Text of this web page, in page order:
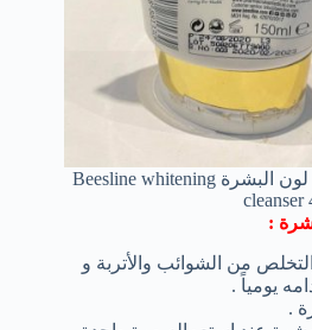
غسول بيزلين 4 في 1 لتفتيح لون البشرة Beesline whitening
cleanser
:
من الشوائب والأتربة و
يومياً .
.